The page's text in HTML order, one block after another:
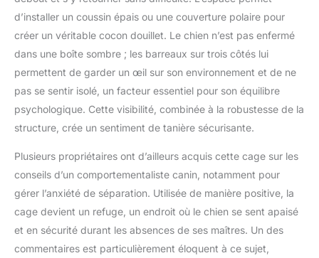
d’installer un coussin épais ou une couverture polaire pour
créer un véritable cocon douillet. Le chien n’est pas enfermé
dans une boîte sombre ; les barreaux sur trois côtés lui
permettent de garder un œil sur son environnement et de ne
pas se sentir isolé, un facteur essentiel pour son équilibre
psychologique. Cette visibilité, combinée à la robustesse de la
structure, crée un sentiment de tanière sécurisante.
Plusieurs propriétaires ont d’ailleurs acquis cette cage sur les
conseils d’un comportementaliste canin, notamment pour
gérer l’anxiété de séparation. Utilisée de manière positive, la
cage devient un refuge, un endroit où le chien se sent apaisé
et en sécurité durant les absences de ses maîtres. Un des
commentaires est particulièrement éloquent à ce sujet,